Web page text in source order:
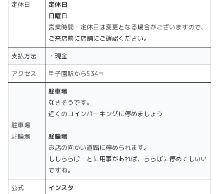
定休日
定休日
日曜日
営業時間・定休日は変更となる場合がございますので、
ご来店前に店舗にご確認ください。
支払方法
・現金
アクセス
甲子園駅から534m
駐車場
駐輪場
駐車場
なさそうです。
近くのコインパーキングに停めましょう
駐輪場
お店の向かい道路に停められます。
もしららぽーとに用事があれば、ららぽに停めてもいい
ですね。
公式
インスタ